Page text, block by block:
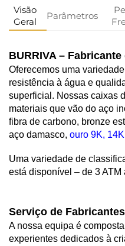
Visão
Geral
Parâmetros
BURRIVA –
Oferecemos uma
resistência à água e
superficial. Nossas caixas
materiais que vão do aço
fibra de carbono, bronze
aço damasco, ouro 9K,
Uma variedade de
está disponível – de 3 ATM
Serviço de
A nossa equipa é
experientes dedicados à